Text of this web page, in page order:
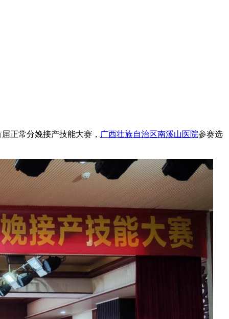
正常分娩接产技能大赛， 广西壮族自治区南溪山医院参赛选